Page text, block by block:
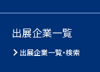
出展企業一覧
出展企業一覧・検索